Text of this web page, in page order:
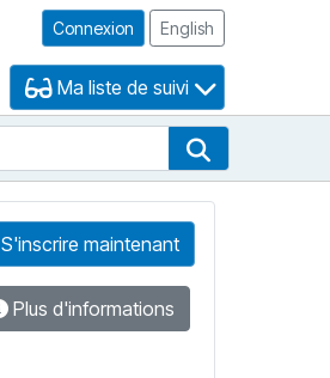
Connexion English
Ma liste de suivi
S'inscrire maintenant
Plus d'informations